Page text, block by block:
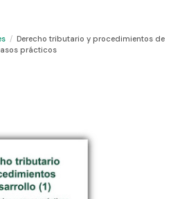
Derecho tributario y procedimientos de
prácticos